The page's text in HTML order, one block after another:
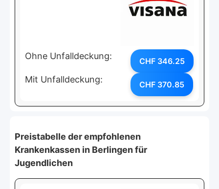
Ohne Unfalldeckung: CHF 346.25
Mit Unfalldeckung: CHF 370.85
Preistabelle der empfohlenen
Krankenkassen in Berlingen für
Jugendlichen